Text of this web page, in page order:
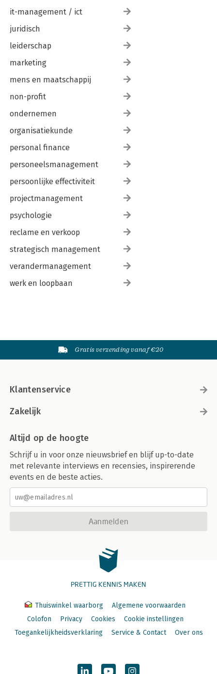
it-management / ict
juridisch
leiderschap
marketing
mens en maatschappij
non-profit
ondernemen
organisatiekunde
personal finance
personeelsmanagement
persoonlijke effectiviteit
projectmanagement
psychologie
reclame en verkoop
strategisch management
verandermanagement
werk en loopbaan
Gratis verzending vanaf €20
Klantenservice
Zakelijk
Altijd op de hoogte
Schrijf u in voor onze nieuwsbrief en blijf up-to-date
met relevante interviews en recensies, inspirerende
events en de beste acties.
Aanmelden
PRETTIG KENNIS MAKEN
Thuiswinkel waarborg
Algemene voorwaarden
Colofon
Privacy Cookies
Cookie instellingen
Toegankelijkheidsverklaring
Service & Contact Over ons